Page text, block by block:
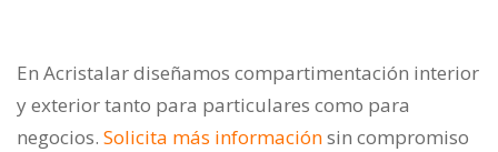
En Acristalar diseñamos compartimentación interior
y exterior tanto para particulares como para
negocios. Solicita más informaciónsin compromiso